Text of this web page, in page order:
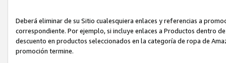
Deberá eliminar de su Sitio cualesquiera enlaces y referencias a
correspondiente. Por ejemplo, si incluye enlaces a Productos dentro
descuento en productos seleccionados en la categoría de ropa de
promoción termine.